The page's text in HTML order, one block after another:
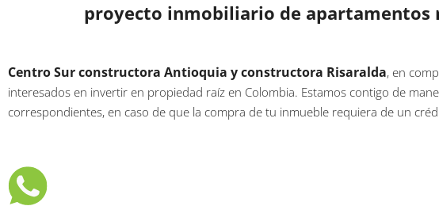
proyecto inmobiliario de apartamentos
Centro Sur constructora Antioquia y constructora Risaralda, en
interesados en invertir en propiedad raíz en Colombia. Estamos contigo de
correspondientes, en caso de que la compra de tu inmueble requiera de un